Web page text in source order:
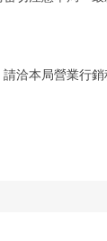
本局營業行銷